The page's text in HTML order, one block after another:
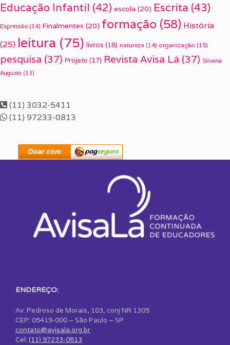
Educação Infantil (42) escola (20) Escrita (43)
Expressão (14) Finalmentes (20) formação (58) História
(25) leitura (75) livros (18) natureza (14) organização (15)
pesquisa (37) Projeto (17) Revista Avisa Lá (37) Silvana
Augusto (13)
(11) 3032-5411
(11) 97233-0813
ENDEREÇO:
Av. Pedroso de Morais, 103, conj NR 1305
CEP: 05419-000 – São Paulo – SP
contato@avisala.org.br
Cel: (11) 97233-0813